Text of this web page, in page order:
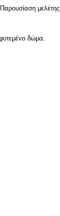
μελέτης
δώμα.